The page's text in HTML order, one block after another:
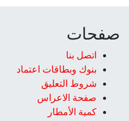
صفحات
اتصل بنا
بنوك وبطاقات اعتماد
شروط التعليق‎
صفحة الاعراس
كمية الأمطار